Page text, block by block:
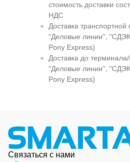
стоимость доставки
НДС
Доставка
"Деловые линии",
Pony Express)
Доставка до
"Деловые линии",
Pony Express)
Связаться с нами